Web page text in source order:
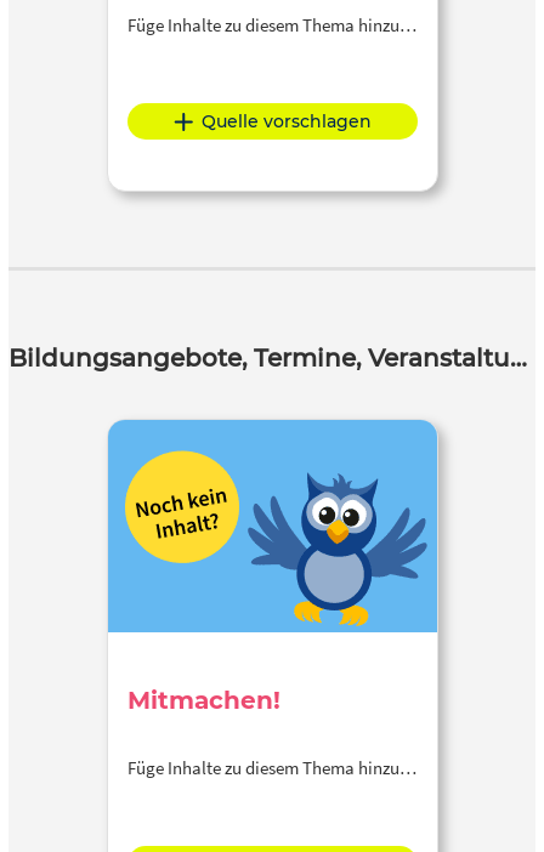
Füge Inhalte zu diesem Thema hinzu…
Quelle vorschlagen
Bildungsangebote, Termine, Veranstaltungen
Mitmachen!
Füge Inhalte zu diesem Thema hinzu…